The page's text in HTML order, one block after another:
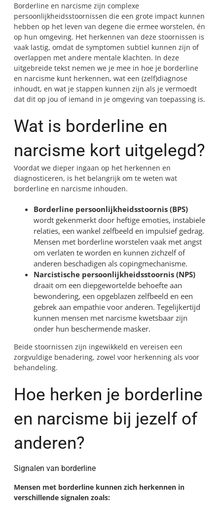
Borderline en narcisme zijn complexe
persoonlijkheidsstoornissen die een grote impact kunnen
hebben op het leven van degene die ermee worstelen, én
op hun omgeving. Het herkennen van deze stoornissen is
vaak lastig, omdat de symptomen subtiel kunnen zijn of
overlappen met andere mentale klachten. In deze
uitgebreide tekst nemen we je mee in hoe je borderline
en narcisme kunt herkennen, wat een (zelf)diagnose
inhoudt, en wat je stappen kunnen zijn als je vermoedt
dat dit op jou of iemand in je omgeving van toepassing is.
Wat is borderline en
narcisme kort uitgelegd?
Voordat we dieper ingaan op het herkennen en
diagnosticeren, is het belangrijk om te weten wat
borderline en narcisme inhouden.
Borderline persoonlijkheidsstoornis (BPS)
wordt gekenmerkt door heftige emoties, instabiele
relaties, een wankel zelfbeeld en impulsief gedrag.
Mensen met borderline worstelen vaak met angst
om verlaten te worden en kunnen zichzelf of
anderen beschadigen als copingmechanisme.
Narcistische persoonlijkheidsstoornis (NPS)
draait om een diepgewortelde behoefte aan
bewondering, een opgeblazen zelfbeeld en een
gebrek aan empathie voor anderen. Tegelijkertijd
kunnen mensen met narcisme kwetsbaar zijn
onder hun beschermende masker.
Beide stoornissen zijn ingewikkeld en vereisen een
zorgvuldige benadering, zowel voor herkenning als voor
behandeling.
Hoe herken je borderline
en narcisme bij jezelf of
anderen?
Signalen van borderline
Mensen met borderline kunnen zich herkennen in
verschillende signalen zoals: